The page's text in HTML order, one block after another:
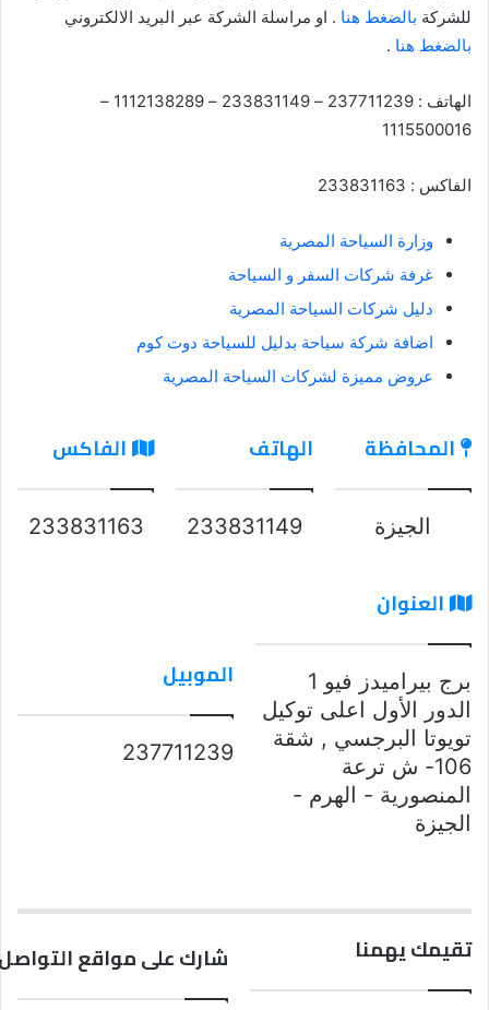
للشركة بالضغط هنا . او مراسلة الشركة عبر البريد الالكتروني
بالضغط هنا .
الهاتف : 237711239 – 233831149 – 1112138289 –
1115500016
الفاكس : 233831163
وزارة السياحة المصرية
غرفة شركات السفر و السياحة
دليل شركات السياحة المصرية
اضافة شركة سياحة بدليل للسياحة دوت كوم
عروض مميزة لشركات السياحة المصرية
المحافظة
الجيزة
الهاتف
233831149
الفاكس
233831163
العنوان
برج بيراميدز فيو 1
الدور الأول اعلى توكيل
تويوتا البرجسي , شقة
106- ش ترعة
المنصورية - الهرم -
الجيزة
الموبيل
237711239
تقيمك يهمنا شارك على مواقع